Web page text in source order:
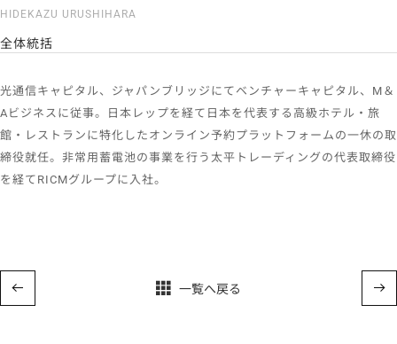
HIDEKAZU URUSHIHARA
全体統括
光通信キャピタル、ジャパンブリッジにてベンチャーキャピタル、M＆
Aビジネスに従事。日本レップを経て日本を代表する高級ホテル・旅
館・レストランに特化したオンライン予約プラットフォームの一休の取
締役就任。非常用蓄電池の事業を行う太平トレーディングの代表取締役
を経てRICMグループに入社。
一覧へ戻る